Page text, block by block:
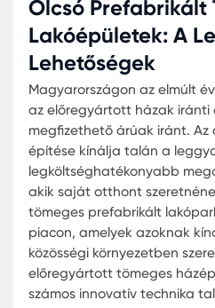
Ezen túlmenően, aki
mellett dönt, nem
hanem egy
kap. Az előregyártott
megoldások
választást jelentenek
mégis megfizethető